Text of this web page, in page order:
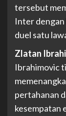
tersebut
Inter dengan
duel satu
Zlatan
Ibrahimovic
pertahanan
kesempatan